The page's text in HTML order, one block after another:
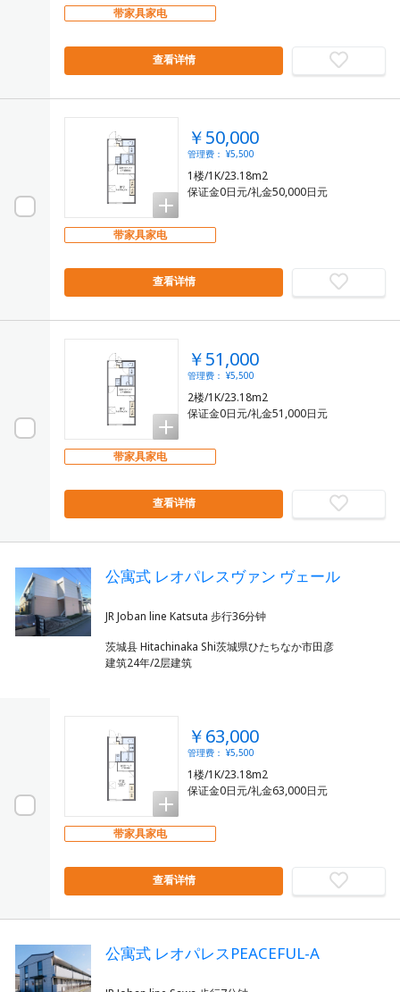
带家具家电
查看详情
￥50,000
管理费： ¥5,500
1楼/1K/23.18m2
保证金0日元/礼金50,000日元
带家具家电
查看详情
￥51,000
管理费： ¥5,500
2楼/1K/23.18m2
保证金0日元/礼金51,000日元
带家具家电
查看详情
公寓式 レオパレスヴァン ヴェール
茨城县 Hitachinaka Shi茨城県ひたちなか市田彦
建筑24年/2层建筑
￥63,000
管理费： ¥5,500
1楼/1K/23.18m2
保证金0日元/礼金63,000日元
带家具家电
查看详情
公寓式 レオパレスPEACEFUL-A